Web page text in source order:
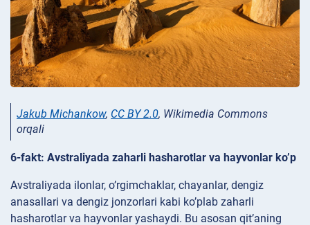
Jakub Michankow, CC BY 2.0, Wikimedia Commons
orqali
6-fakt: Avstraliyada zaharli hasharotlar va hayvonlar ko’p
Avstraliyada ilonlar, o’rgimchaklar, chayanlar, dengiz
anasallari va dengiz jonzorlari kabi ko’plab zaharli
hasharotlar va hayvonlar yashaydi. Bu asosan qit’aning